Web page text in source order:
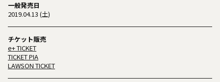
一般発売日
2019.04.13 (土)
チケット販売
e+ TICKET
TICKET PIA
LAWSON TICKET